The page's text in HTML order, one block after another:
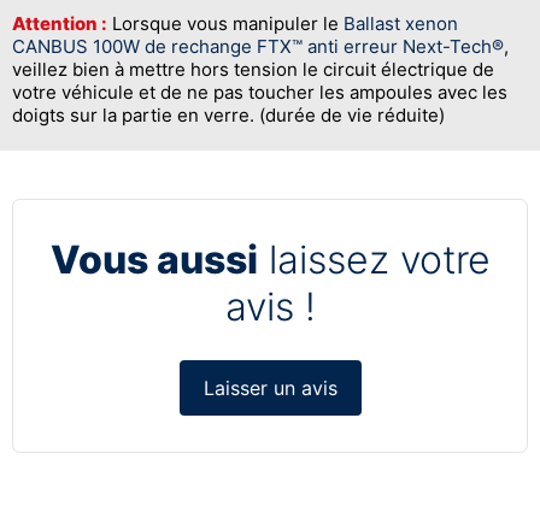
Attention : Lorsque vous manipuler le Ballast xenon
CANBUS 100W de rechange FTX™ anti erreur Next-Tech®,
veillez bien à mettre hors tension le circuit électrique de
votre véhicule et de ne pas toucher les ampoules avec les
doigts sur la partie en verre. (durée de vie réduite)
Vous aussi laissez votre
avis !
Laisser un avis